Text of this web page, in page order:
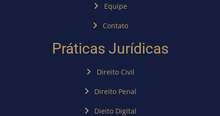
Equipe
Contato
Práticas Jurídicas
Direito Civil
Direito Penal
Dieito Digital